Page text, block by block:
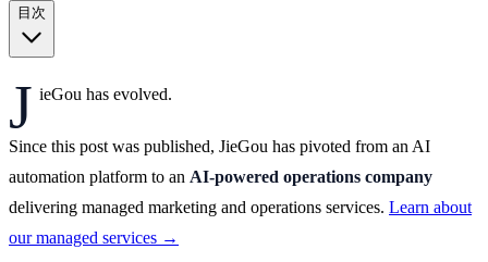
目次
J ieGou has evolved.
Since this post was published, JieGou has pivoted from an AI
automation platform to an AI-powered operations company
delivering managed marketing and operations services. Learn about
our managed services →